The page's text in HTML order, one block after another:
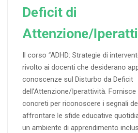
Deficit di
Attenzione/
Il corso “ADHD: Strategie di
rivolto ai docenti che desiderano
conoscenze sul Disturbo da Deficit
dell’Attenzione/Iperattività.
concreti per riconoscere i segnali
affrontare le sfide educative
un ambiente di apprendimento